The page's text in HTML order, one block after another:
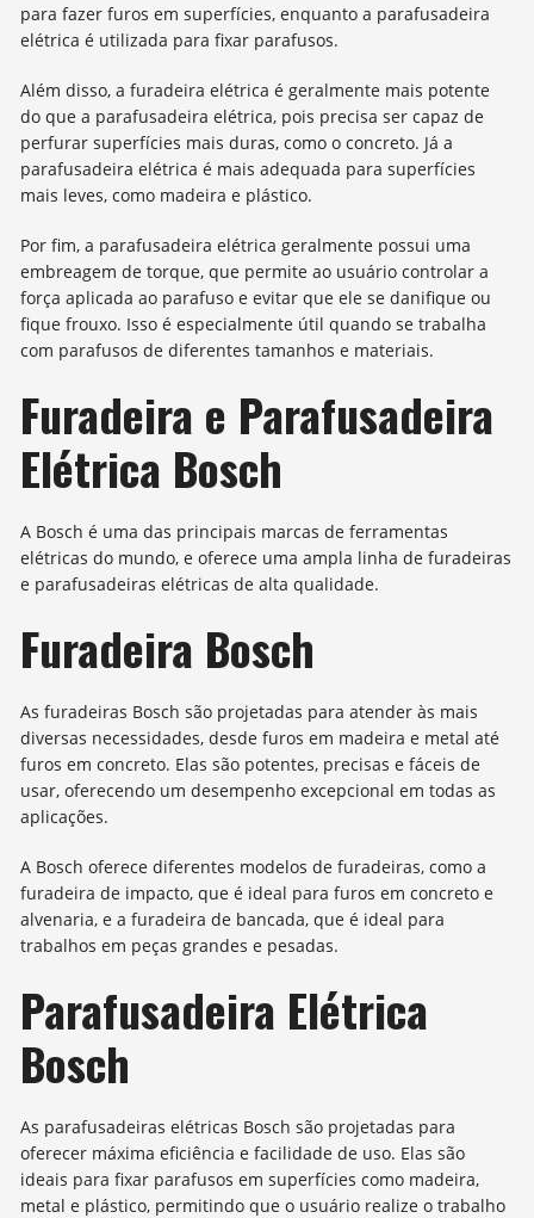
para fazer furos em superfícies, enquanto a parafusadeira
elétrica é utilizada para fixar parafusos.
Além disso, a furadeira elétrica é geralmente mais potente
do que a parafusadeira elétrica, pois precisa ser capaz de
perfurar superfícies mais duras, como o concreto. Já a
parafusadeira elétrica é mais adequada para superfícies
mais leves, como madeira e plástico.
Por fim, a parafusadeira elétrica geralmente possui uma
embreagem de torque, que permite ao usuário controlar a
força aplicada ao parafuso e evitar que ele se danifique ou
fique frouxo. Isso é especialmente útil quando se trabalha
com parafusos de diferentes tamanhos e materiais.
Furadeira e Parafusadeira
Elétrica Bosch
A Bosch é uma das principais marcas de ferramentas
elétricas do mundo, e oferece uma ampla linha de furadeiras
e parafusadeiras elétricas de alta qualidade.
Furadeira Bosch
As furadeiras Bosch são projetadas para atender às mais
diversas necessidades, desde furos em madeira e metal até
furos em concreto. Elas são potentes, precisas e fáceis de
usar, oferecendo um desempenho excepcional em todas as
aplicações.
A Bosch oferece diferentes modelos de furadeiras, como a
furadeira de impacto, que é ideal para furos em concreto e
alvenaria, e a furadeira de bancada, que é ideal para
trabalhos em peças grandes e pesadas.
Parafusadeira Elétrica
Bosch
As parafusadeiras elétricas Bosch são projetadas para
oferecer máxima eficiência e facilidade de uso. Elas são
ideais para fixar parafusos em superfícies como madeira,
metal e plástico, permitindo que o usuário realize o trabalho